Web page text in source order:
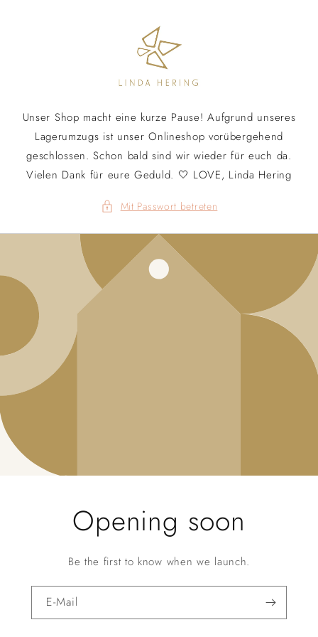
Unser Shop macht eine kurze Pause! Aufgrund unseres
Lagerumzugs ist unser Onlineshop vorübergehend
geschlossen. Schon bald sind wir wieder für euch da.
Vielen Dank für eure Geduld. 🤍 LOVE, Linda Hering
Mit Passwort betreten
Opening soon
Be the first to know when we launch.
E-Mail